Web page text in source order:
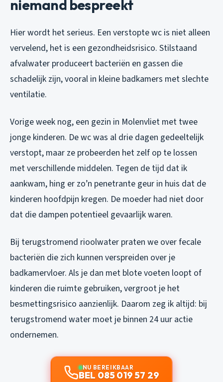
niemand bespreekt
Hier wordt het serieus. Een verstopte wc is niet alleen
vervelend, het is een gezondheidsrisico. Stilstaand
afvalwater produceert bacteriën en gassen die
schadelijk zijn, vooral in kleine badkamers met slechte
ventilatie.
Vorige week nog, een gezin in Molenvliet met twee
jonge kinderen. De wc was al drie dagen gedeeltelijk
verstopt, maar ze probeerden het zelf op te lossen
met verschillende middelen. Tegen de tijd dat ik
aankwam, hing er zo’n penetrante geur in huis dat de
kinderen hoofdpijn kregen. De moeder had niet door
dat die dampen potentieel gevaarlijk waren.
Bij terugstromend rioolwater praten we over fecale
bacteriën die zich kunnen verspreiden over je
badkamervloer. Als je dan met blote voeten loopt of
kinderen die ruimte gebruiken, vergroot je het
besmettingsrisico aanzienlijk. Daarom zeg ik altijd: bij
terugstromend water moet je binnen 24 uur actie
ondernemen.
NU BEREIKBAAR
BEL 085 019 57 29